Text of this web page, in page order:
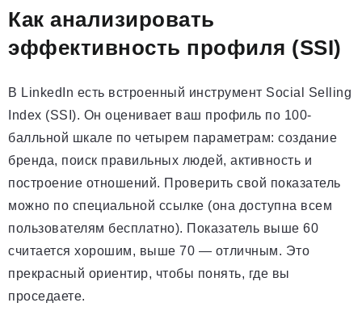
Как анализировать
эффективность профиля (SSI)
В LinkedIn есть встроенный инструмент Social Selling
Index (SSI). Он оценивает ваш профиль по 100-
балльной шкале по четырем параметрам: создание
бренда, поиск правильных людей, активность и
построение отношений. Проверить свой показатель
можно по специальной ссылке (она доступна всем
пользователям бесплатно). Показатель выше 60
считается хорошим, выше 70 — отличным. Это
прекрасный ориентир, чтобы понять, где вы
проседаете.